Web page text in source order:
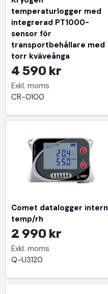
temperaturlogger med
integrerad PT1000-
sensor för
transportbehållare med
torr kväveånga
4 590 kr
Exkl. moms
CR-0100
Comet datalogger intern
temp/rh
2 990 kr
Exkl. moms
Q-U3120